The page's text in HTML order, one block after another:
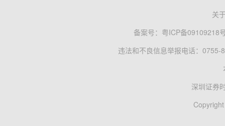
关
备案号： 粤ICP备09109218
违法和不良信息举报电话：0755-
深圳证券